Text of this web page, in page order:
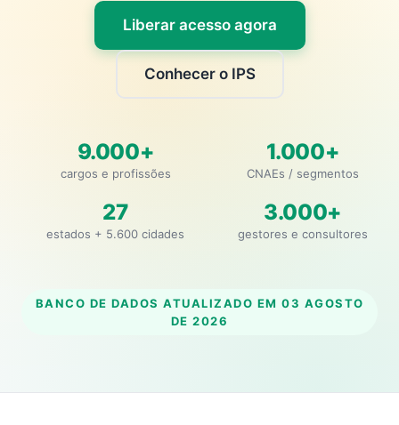
Liberar acesso agora
Conhecer o IPS
9.000+
cargos e profissões
1.000+
CNAEs / segmentos
27
estados + 5.600 cidades
3.000+
gestores e consultores
BANCO DE DADOS ATUALIZADO EM 03 AGOSTO
DE 2026